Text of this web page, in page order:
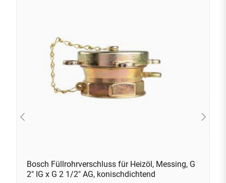
Bosch Füllrohrverschluss für Heizöl, Messing, G
2" IG x G 2 1/2" AG, konischdichtend